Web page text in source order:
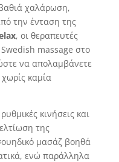
χαλάρωση,
την ένταση της
, οι θεραπευτές
massage στο
να απολαμβάνετε
καμία
κινήσεις και
της
μασάζ βοηθά
ενώ παράλληλα